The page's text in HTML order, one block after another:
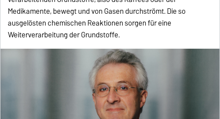
Medikamente, bewegt und von Gasen durchströmt. Die so
ausgelösten chemischen Reaktionen sorgen für eine
Weiterverarbeitung der Grundstoffe.